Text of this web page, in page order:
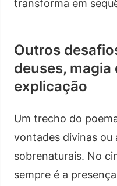
transforma em
Outros
deuses, magia
explicação
Um trecho do
vontades divinas ou
sobrenaturais. No
sempre é a